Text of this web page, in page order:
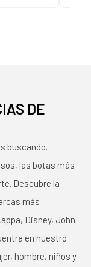
DE
buscando.
las botas más
Descubre la
más
Disney, John
en nuestro
hombre, niños y